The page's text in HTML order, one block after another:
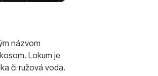
názvom
Lokum je
či ružová voda.